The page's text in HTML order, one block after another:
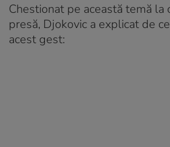
Chestionat pe această temă la
presă, Djokovic a explicat de
acest gest: